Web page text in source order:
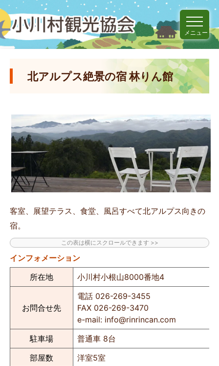
メニュー
北アルプス絶景の宿 林りん館
客室、展望テラス、食堂、風呂すべて北アルプス向きの
宿。
インフォメーション
所在地 小川村小根山8000番地4
お問合せ先
電話 026-269-3455
FAX 026-269-3470
e-mail: info@rinrincan.com
駐車場
普通車 8台
部屋数
洋室5室